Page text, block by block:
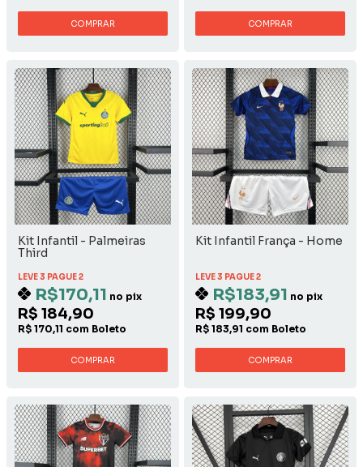
COMPRAR COMPRAR
Kit Infantil - Palmeiras
Third
LEVE 3 PAGUE 2
R$170,11 no pix
R$ 184,90
R$ 170,11 com Boleto
COMPRAR
Kit Infantil França - Home
LEVE 3 PAGUE 2
R$183,91 no pix
R$ 199,90
R$ 183,91 com Boleto
COMPRAR